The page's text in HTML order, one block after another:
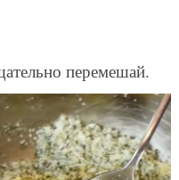
перемешай.